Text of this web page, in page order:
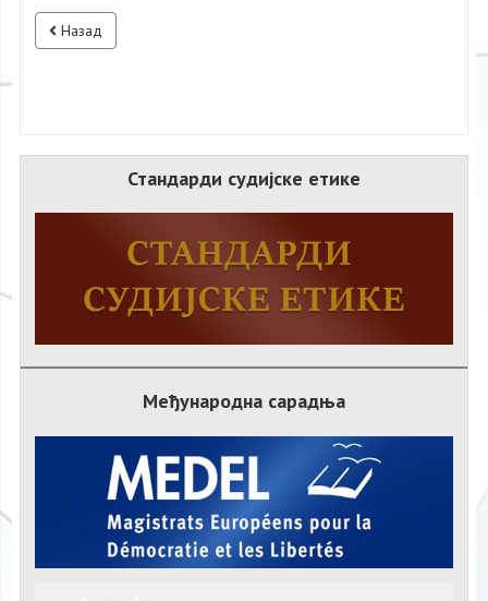
Назад
Стандарди судијске етике
Међународна сарадња